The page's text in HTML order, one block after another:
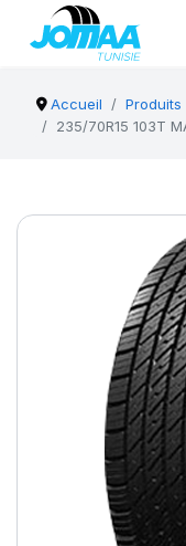
Accueil Produits
235/70R15 103T